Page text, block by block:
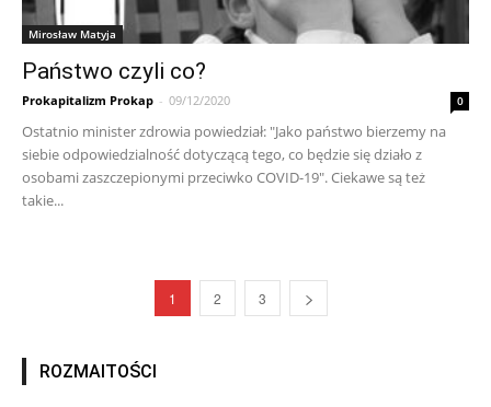
Mirosław Matyja
Państwo czyli co?
Prokapitalizm Prokap - 09/12/2020 0
Ostatnio minister zdrowia powiedział: "Jako państwo bierzemy na
siebie odpowiedzialność dotyczącą tego, co będzie się działo z
osobami zaszczepionymi przeciwko COVID-19". Ciekawe są też
takie...
1 2 3
ROZMAITOŚCI